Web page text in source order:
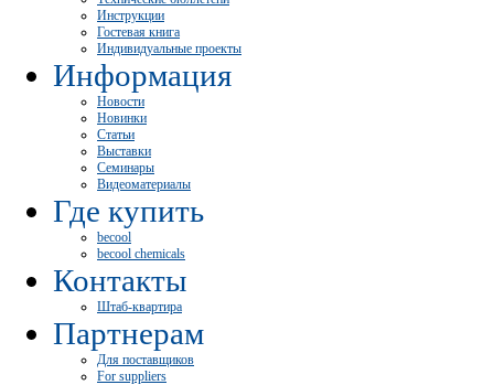
Инструкции
Гостевая книга
Индивидуальные проекты
Информация
Новости
Новинки
Статьи
Выставки
Семинары
Видеоматериалы
Где купить
becool
becool chemicals
Контакты
Штаб-квартира
Партнерам
Для поставщиков
For suppliers